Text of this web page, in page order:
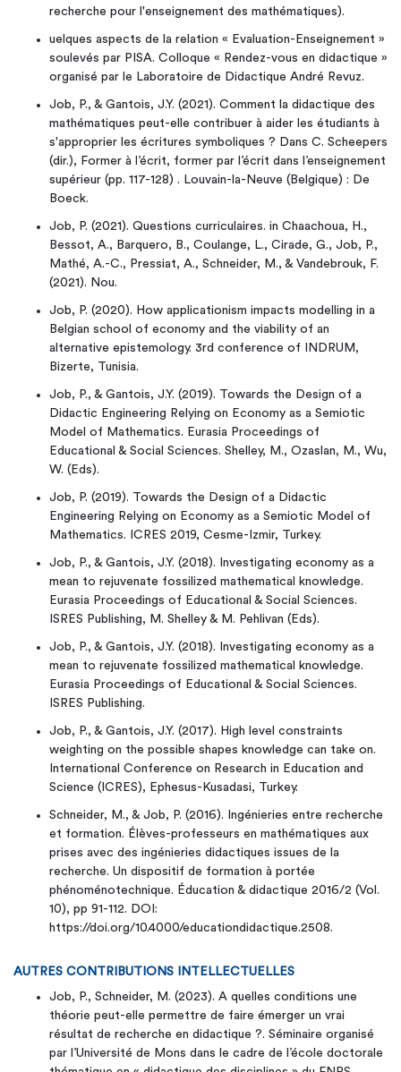
recherche pour l'enseignement des mathématiques).
uelques aspects de la relation « Evaluation-Enseignement »
soulevés par PISA. Colloque « Rendez-vous en didactique »
organisé par le Laboratoire de Didactique André Revuz.
Job, P., & Gantois, J.Y. (2021). Comment la didactique des
mathématiques peut-elle contribuer à aider les étudiants à
s'approprier les écritures symboliques ? Dans C. Scheepers
(dir.), Former à l’écrit, former par l’écrit dans l’enseignement
supérieur (pp. 117-128) . Louvain-la-Neuve (Belgique) : De
Boeck.
Job, P. (2021). Questions curriculaires. in Chaachoua, H.,
Bessot, A., Barquero, B., Coulange, L., Cirade, G., Job, P.,
Mathé, A.-C., Pressiat, A., Schneider, M., & Vandebrouk, F.
(2021). Nou.
Job, P. (2020). How applicationism impacts modelling in a
Belgian school of economy and the viability of an
alternative epistemology. 3rd conference of INDRUM,
Bizerte, Tunisia.
Job, P., & Gantois, J.Y. (2019). Towards the Design of a
Didactic Engineering Relying on Economy as a Semiotic
Model of Mathematics. Eurasia Proceedings of
Educational & Social Sciences. Shelley, M., Ozaslan, M., Wu,
W. (Eds).
Job, P. (2019). Towards the Design of a Didactic
Engineering Relying on Economy as a Semiotic Model of
Mathematics. ICRES 2019, Cesme-Izmir, Turkey.
Job, P., & Gantois, J.Y. (2018). Investigating economy as a
mean to rejuvenate fossilized mathematical knowledge.
Eurasia Proceedings of Educational & Social Sciences.
ISRES Publishing, M. Shelley & M. Pehlivan (Eds).
Job, P., & Gantois, J.Y. (2018). Investigating economy as a
mean to rejuvenate fossilized mathematical knowledge.
Eurasia Proceedings of Educational & Social Sciences.
ISRES Publishing.
Job, P., & Gantois, J.Y. (2017). High level constraints
weighting on the possible shapes knowledge can take on.
International Conference on Research in Education and
Science (ICRES), Ephesus-Kusadasi, Turkey.
Schneider, M., & Job, P. (2016). Ingénieries entre recherche
et formation. Élèves-professeurs en mathématiques aux
prises avec des ingénieries didactiques issues de la
recherche. Un dispositif de formation à portée
phénoménotechnique. Éducation & didactique 2016/2 (Vol.
10), pp 91-112. DOI:
https://doi.org/10.4000/educationdidactique.2508.
AUTRES CONTRIBUTIONS INTELLECTUELLES
Job, P., Schneider, M. (2023). A quelles conditions une
théorie peut-elle permettre de faire émerger un vrai
résultat de recherche en didactique ?. Séminaire organisé
par l’Université de Mons dans le cadre de l’école doctorale